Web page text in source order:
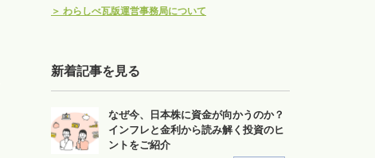
＞ わらしべ瓦版運営事務局について
新着記事を見る
なぜ今、日本株に資金が向かうのか？
インフレと金利から読み解く投資のヒ
ントをご紹介